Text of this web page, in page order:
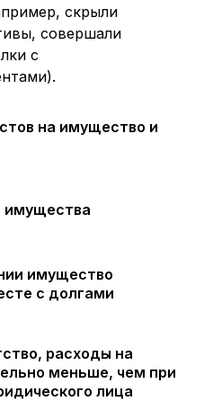
скрыли
совершали
с
на имущество и
имущества
имущество
с долгами
расходы на
меньше, чем при
лица